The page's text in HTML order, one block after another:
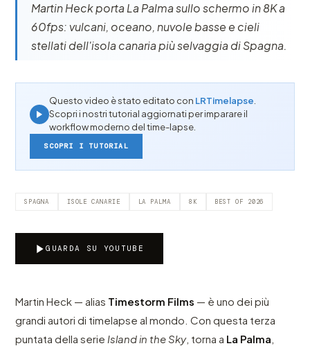
Martin Heck porta La Palma sullo schermo in 8K a
60fps: vulcani, oceano, nuvole basse e cieli
stellati dell'isola canaria più selvaggia di Spagna.
Questo video è stato editato con LRTimelapse
Scopri i nostri tutorial aggiornati per imparare il
workflow moderno del time-lapse.
SCOPRI I TUTORIAL
SPAGNA ISOLE CANARIE LA PALMA 8K BEST OF 2026
GUARDA SU YOUTUBE
Martin Heck — alias Timestorm Films — è uno dei più
grandi autori di timelapse al mondo. Con questa terza
puntata della serie Island in the Sky, torna a La Palma